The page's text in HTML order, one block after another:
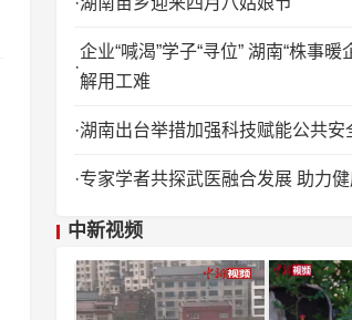
企业“喊渴”学子“寻位” 湖南“株事暖
解用工难
湖南出台举措加强科技赋能公共安
专家学者共探武医融合发展 助力
中新视频